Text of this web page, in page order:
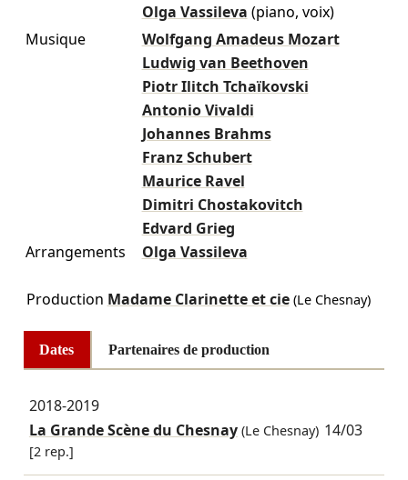
Olga Vassileva (piano, voix)
Musique
Wolfgang Amadeus Mozart
Ludwig van Beethoven
Piotr Ilitch Tchaïkovski
Antonio Vivaldi
Johannes Brahms
Franz Schubert
Maurice Ravel
Dimitri Chostakovitch
Edvard Grieg
Arrangements
Olga Vassileva
Production Madame Clarinette et cie(Le Chesnay)
Dates Partenaires de production
2018-2019
La Grande Scène du Chesnay(Le Chesnay) 14/03
[2 rep.]